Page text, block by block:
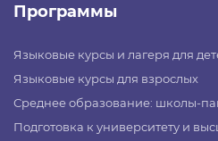
Программы
Языковые курсы и лагеря для
Языковые курсы для взрослых
Среднее образование: школы-
Подготовка к университету и